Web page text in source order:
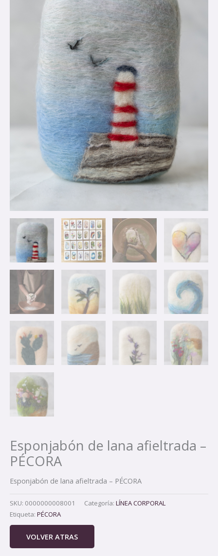
Esponjabón de lana afieltrada –
PÉCORA
Esponjabón de lana afieltrada – PÉCORA
SKU: 0000000008001 Categoría: LÍNEA CORPORAL
Etiqueta: PÉCORA
VOLVER ATRAS